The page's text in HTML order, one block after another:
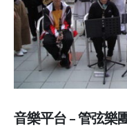
音樂平台 – 管弦樂